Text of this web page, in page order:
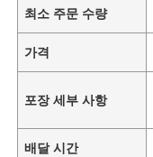
최소 주문 수량
가격
포장 세부 사항
배달 시간